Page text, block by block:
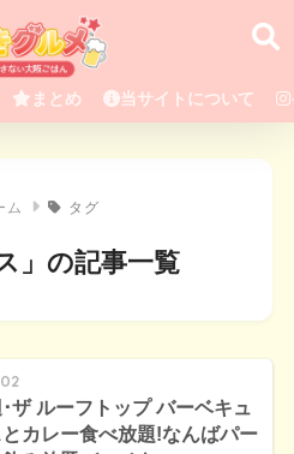
まとめ 当サイトについて
ム タグ
」の記事一覧
ザ ルーフトップ バーベキュ
カレー食べ放題!なんばパー